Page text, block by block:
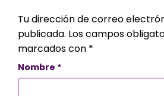
Tu dirección de correo
publicada. Los campos
marcados con *
Nombre *